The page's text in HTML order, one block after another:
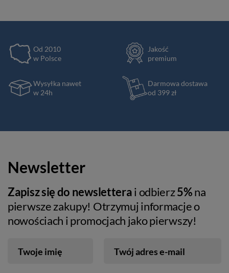
Od 2010
w Polsce
Jakość
premium
Wysyłka nawet
w 24h
Darmowa dostawa
od 399 zł
Newsletter
Zapisz się do newsletterai odbierz5%na
pierwsze zakupy! Otrzymuj informacje o
nowościach i promocjach jako pierwszy!
Twoje imię Twój adres e-mail